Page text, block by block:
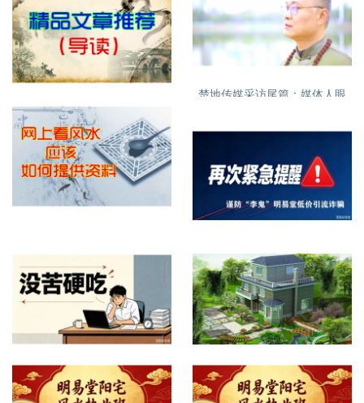
紧急提醒，明易堂有重名，大
家需看清
楚地传媒采访尾篇：媒体人眼
特别推荐精品文章
再次紧急提醒，谨防诈骗
没苦硬吃？ 自建房、别墅风水怎么看